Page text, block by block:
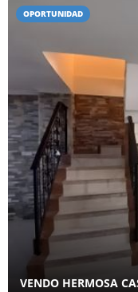
OPORTUNIDAD
VENDO HERMOSA